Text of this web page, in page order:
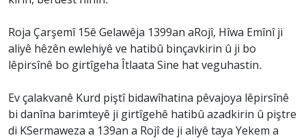
Roja Çarşemî 15ê Gelawêja 1399an aRojî, Hîwa Emînî ji
aliyê hêzên ewlehiyê ve hatibû binçavkirin û ji bo
lêpirsînê bo girtîgeha Îtlaata Sine hat veguhastin.
Ev çalakvanê Kurd piştî bidawîhatina pêvajoya lêpirsînê
bi danîna barimteyê ji girtîgehê hatibû azadkirin û piştre
di KSermaweza a 139an a Rojî de ji aliyê taya Yekem a